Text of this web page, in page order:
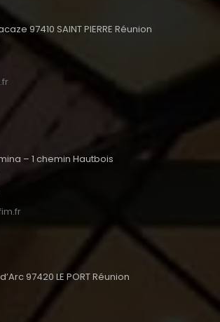
97410 SAINT PIERRE Réunion
– 1 chemin Hautbois
97420 LE PORT Réunion